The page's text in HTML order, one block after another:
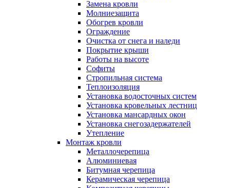
Замена кровли
Молниезащита
Обогрев кровли
Ограждение
Очистка от снега и наледи
Покрытие крыши
Работы на высоте
Софиты
Стропильная система
Теплоизоляция
Установка водосточных систем
Установка кровельных лестниц
Установка мансардных окон
Установка снегозадержателей
Утепление
Монтаж кровли
Металлочерепица
Алюминиевая
Битумная черепица
Керамическая черепица